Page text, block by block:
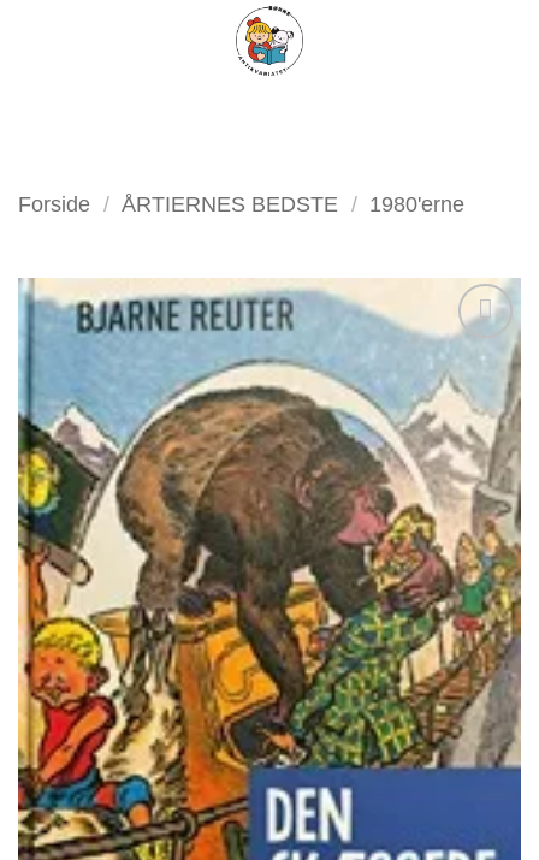
FILTER
Forside / ÅRTIERNES BEDSTE / 1980'erne
Tilføj
som
favorit